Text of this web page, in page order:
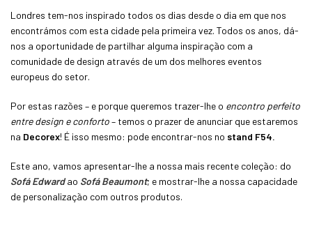
Londres tem-nos inspirado todos os dias desde o dia em que nos
encontrámos com esta cidade pela primeira vez. Todos os anos, dá-
nos a oportunidade de partilhar alguma inspiração com a
comunidade de design através de um dos melhores eventos
europeus do setor.
Por estas razões – e porque queremos trazer-lhe o encontro perfeito
entre design e conforto– temos o prazer de anunciar que estaremos
na Decorex! É isso mesmo: pode encontrar-nos no stand F54.
Este ano, vamos apresentar-lhe a nossa mais recente coleção: do
Sofá Edwardao Sofá Beaumont; e mostrar-lhe a nossa capacidade
de personalização com outros produtos.